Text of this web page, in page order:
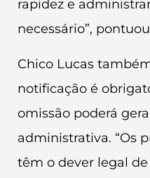
rapidez e
necessário”,
Chico Lucas
notificação é
omissão poderá
administrativa. “Os
têm o dever legal